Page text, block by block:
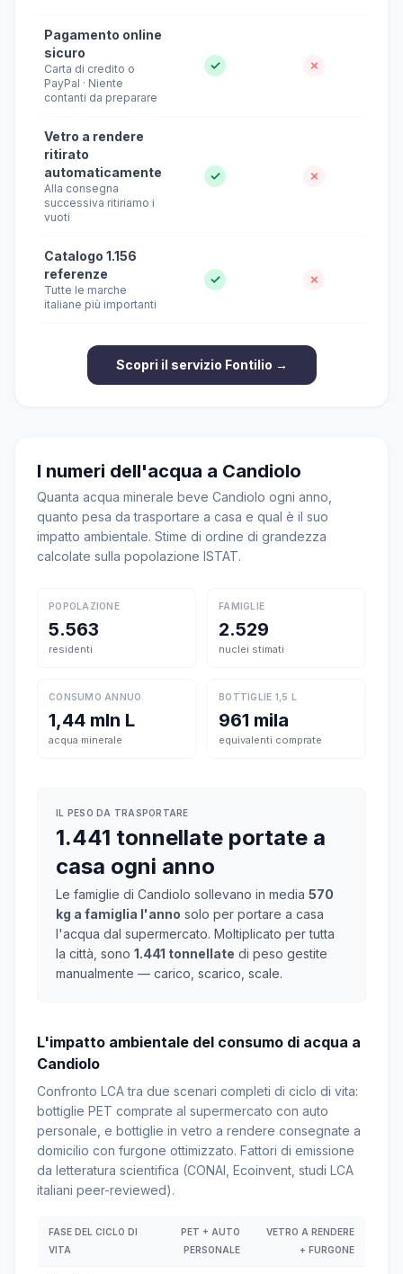
Pagamento online
sicuro
Carta di credito o
PayPal · Niente
contanti da preparare
✓ ✗
Vetro a rendere
ritirato
automaticamente
Alla consegna
successiva ritiriamo i
vuoti
✓ ✗
Catalogo 1.156
referenze
Tutte le marche
italiane più importanti
✓ ✗
Scopri il servizio Fontilio →
I numeri dell'acqua a Candiolo
Quanta acqua minerale beve Candiolo ogni anno,
quanto pesa da trasportare a casa e qual è il suo
impatto ambientale. Stime di ordine di grandezza
calcolate sulla popolazione ISTAT.
POPOLAZIONE
5.563
residenti
FAMIGLIE
2.529
nuclei stimati
CONSUMO ANNUO
1,44 mln L
acqua minerale
BOTTIGLIE 1,5 L
961 mila
equivalenti comprate
IL PESO DA TRASPORTARE
1.441 tonnellate portate a
casa ogni anno
Le famiglie di Candiolo sollevano in media 570
kg a famiglia l'anno solo per portare a casa
l'acqua dal supermercato. Moltiplicato per tutta
la città, sono 1.441 tonnellate di peso gestite
manualmente — carico, scarico, scale.
L'impatto ambientale del consumo di acqua a
Candiolo
Confronto LCA tra due scenari completi di ciclo di vita:
bottiglie PET comprate al supermercato con auto
personale, e bottiglie in vetro a rendere consegnate a
domicilio con furgone ottimizzato. Fattori di emissione
da letteratura scientifica (CONAI, Ecoinvent, studi LCA
italiani peer-reviewed).
FASE DEL CICLO DI
VITA
PET + AUTO
PERSONALE
VETRO A RENDERE
+ FURGONE